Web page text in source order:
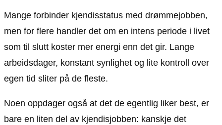
Mange forbinder kjendisstatus med drømmejobben,
men for flere handler det om en intens periode i livet
som til slutt koster mer energi enn det gir. Lange
arbeidsdager, konstant synlighet og lite kontroll over
egen tid sliter på de fleste.
Noen oppdager også at det de egentlig liker best, er
bare en liten del av kjendisjobben: kanskje det